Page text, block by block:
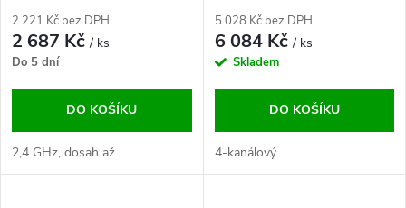
2 221 Kč bez DPH
2 687 Kč/ ks
Do 5 dní
DO KOŠÍKU
2,4 GHz, dosah až...
5 028 Kč bez DPH
6 084 Kč/ ks
Skladem
DO KOŠÍKU
4-kanálový...